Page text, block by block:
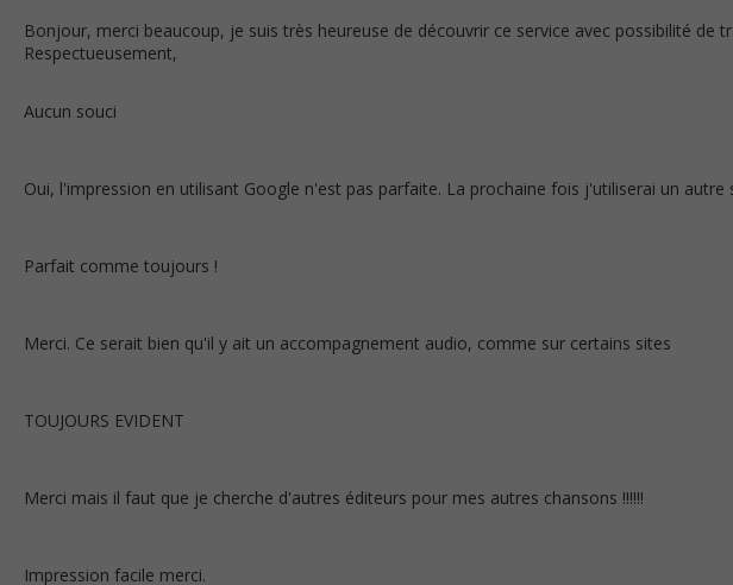
Bonjour, merci beaucoup, je suis très heureuse de découvrir ce service avec possibilité de
Respectueusement,
Aucun souci
Oui, l'impression en utilisant Google n'est pas parfaite. La prochaine fois j'utiliserai un autre
Parfait comme toujours !
Merci. Ce serait bien qu'il y ait un accompagnement audio, comme sur certains sites
TOUJOURS EVIDENT
Merci mais il faut que je cherche d'autres éditeurs pour mes autres chansons !!!!!!
Impression facile merci.